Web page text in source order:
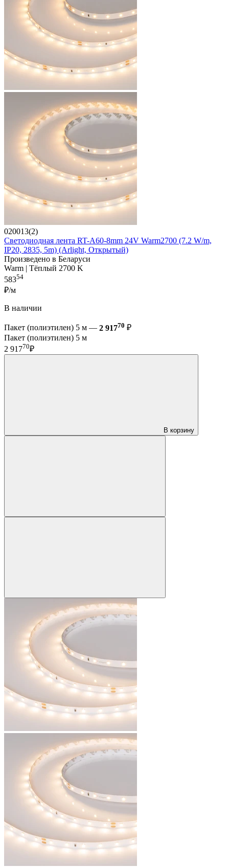
020013(2)
Светодиодная лента RT-A60-8mm 24V Warm2700 (7.2 W/m,
IP20, 2835, 5m) (Arlight, Открытый)
Произведено в Беларуси
Warm | Тёплый 2700 K
58354
₽/м
В наличии
Пакет (полиэтилен) 5 м — 2 91770 ₽
Пакет (полиэтилен) 5 м
2 91770₽
В корзину